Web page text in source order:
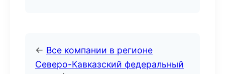
← Все компании в регионе
Северо-Кавказский федеральный